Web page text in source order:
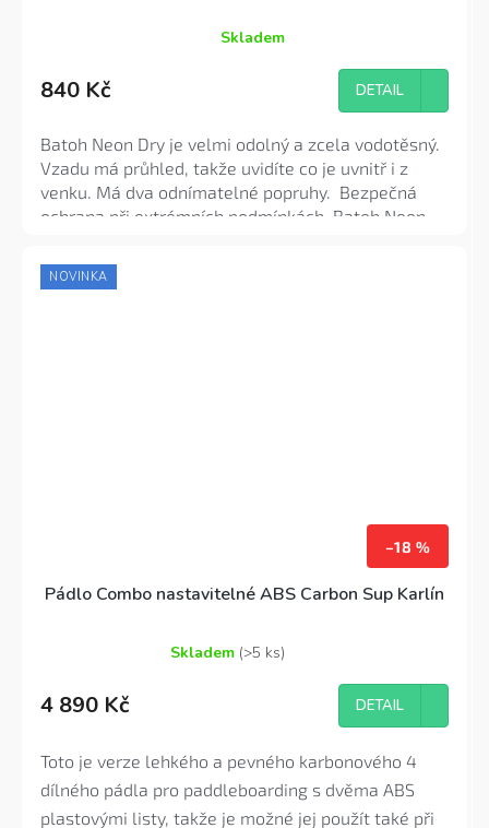
Průměrné
hodnocení
z
5
hvězdiček.
Skladem
840 Kč DETAIL
Batoh Neon Dry je velmi odolný a zcela vodotěsný.
Vzadu má průhled, takže uvidíte co je uvnitř i z
venku. Má dva odnímatelné popruhy. Bezpečná
ochrana při extrémních podmínkách. Batoh Neon
aktivity skvělou volbou! Praktické a snadno
použitelné zavírání rolováním.
NOVINKA
–18 %
Pádlo Combo nastavitelné ABS Carbon Sup Karlín
hodnocení
z
5
hvězdiček.
Skladem (>5 ks)
4 890 Kč DETAIL
Toto je verze lehkého a pevného karbonového 4
dílného pádla pro paddleboarding s dvěma ABS
plastovými listy, takže je možné jej použít také při